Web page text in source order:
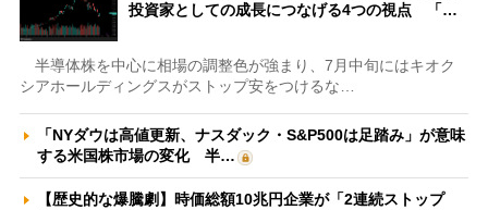
投資家としての成長につなげる4つの視点 「…
半導体株を中心に相場の調整色が強まり、7月中旬にはキオク
シアホールディングスがストップ安をつけるな…
「NYダウは高値更新、ナスダック・S&P500は足踏み」が意味
する米国株市場の変化 半…
【歴史的な爆騰劇】時価総額10兆円企業が「2連続ストップ